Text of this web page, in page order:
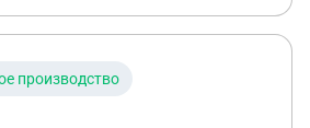
производство